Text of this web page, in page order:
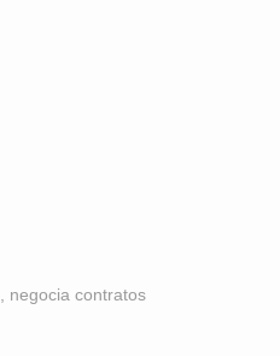
negocia contratos